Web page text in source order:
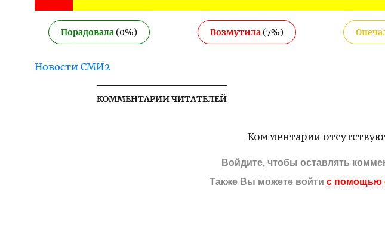
Порадовала (0%) Возмутила(7%)
Новости СМИ2
КОММЕНТАРИИ ЧИТАТЕЛЕЙ
Комментарии
Войдите, чтобы оставлять
Также Вы можете войти с помощью